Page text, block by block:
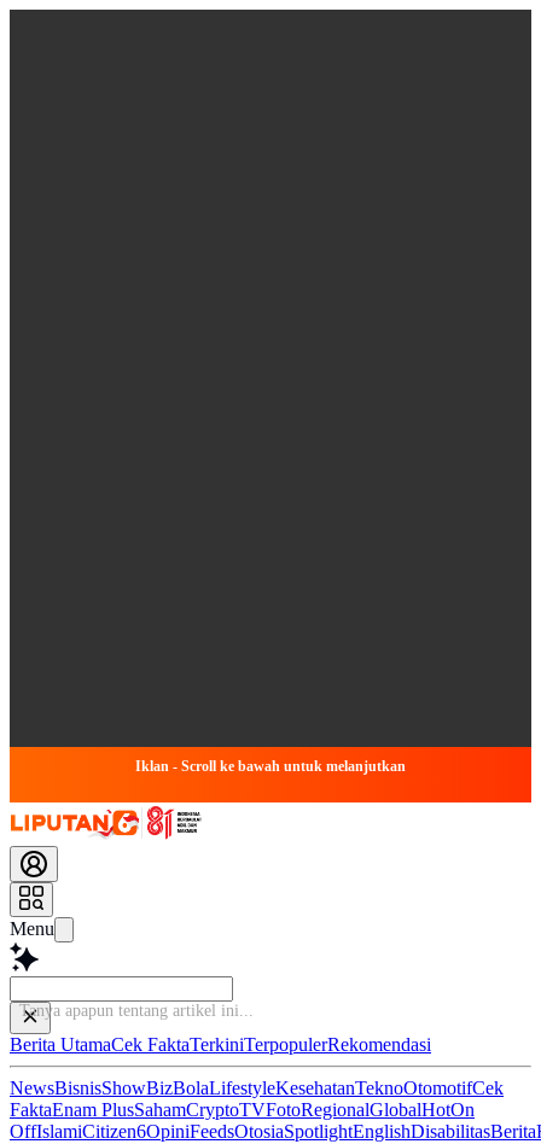
Iklan - Scroll ke bawah untuk melanjutkan
Menu
B
Berita UtamaCek FaktaTerkiniTerpopulerRekomendasi
NewsBisnisShowBizBolaLifestyleKesehatanTeknoOtomotifCek
FaktaEnam PlusSahamCryptoTVFotoRegionalGlobalHotOn
OffIslamiCitizen6OpiniFeedsOtosiaSpotlightEnglishDisabilitasBerita